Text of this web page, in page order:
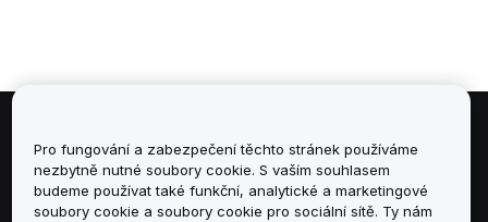
Informace
Služby
Pro fungování a zabezpečení těchto stránek používáme
nezbytně nutné soubory cookie. S vaším souhlasem
budeme používat také funkční, analytické a marketingové
soubory cookie a soubory cookie pro sociální sítě. Ty nám